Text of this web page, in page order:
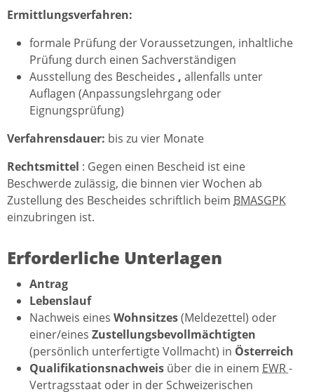
Ermittlungsverfahren:
formale Prüfung der Voraussetzungen, inhaltliche
Prüfung durch einen Sachverständigen
Ausstellung des Bescheides , allenfalls unter
Auflagen (Anpassungslehrgang oder
Eignungsprüfung)
Verfahrensdauer: bis zu vier Monate
Rechtsmittel : Gegen einen Bescheid ist eine
Beschwerde zulässig, die binnen vier Wochen ab
Zustellung des Bescheides schriftlich beim BMASGPK
einzubringen ist.
Erforderliche Unterlagen
Antrag
Lebenslauf
Nachweis eines Wohnsitzes(Meldezettel) oder
einer/eines Zustellungsbevollmächtigten
(persönlich unterfertigte Vollmacht) in Österreich
Qualifikationsnachweis über die in einem EWR-
Vertragsstaat oder in der Schweizerischen